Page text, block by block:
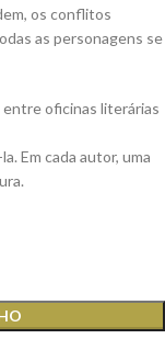
os conflitos
as personagens se
oficinas literárias
Em cada autor, uma